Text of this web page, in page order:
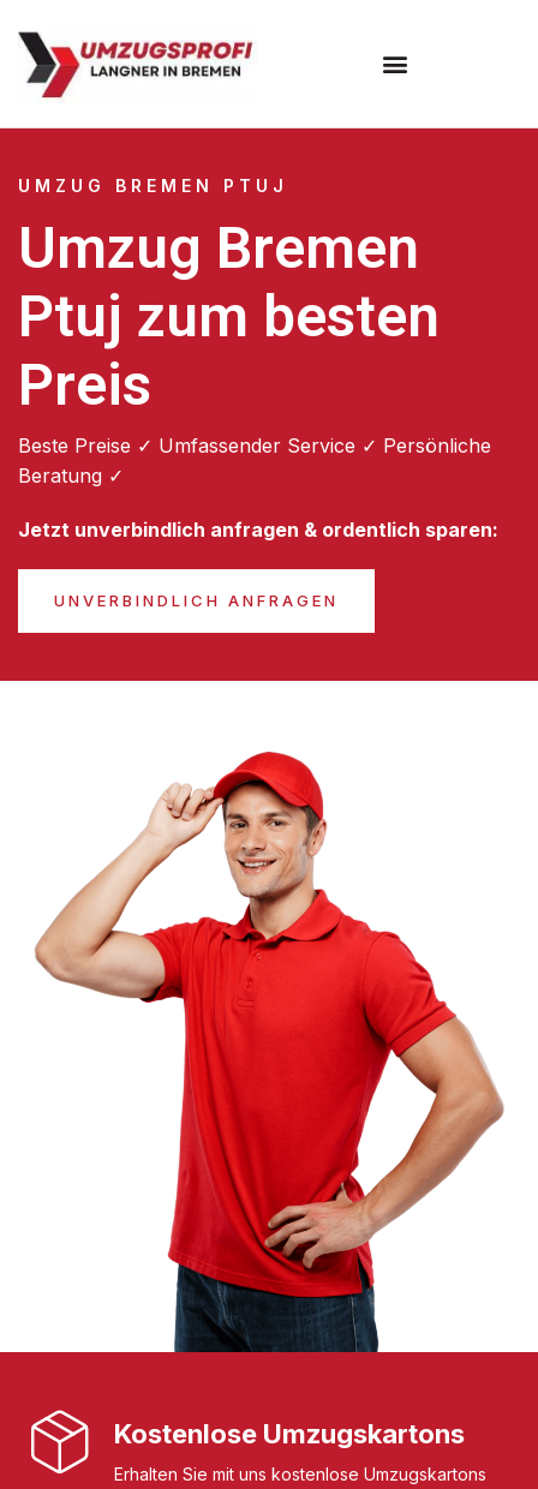
UMZUG BREMEN PTUJ
Umzug Bremen
Ptuj zum besten
Preis
Beste Preise ✓ Umfassender Service ✓ Persönliche
Beratung ✓
Jetzt unverbindlich anfragen & ordentlich sparen:
UNVERBINDLICH ANFRAGEN
Kostenlose Umzugskartons
Erhalten Sie mit uns kostenlose Umzugskartons